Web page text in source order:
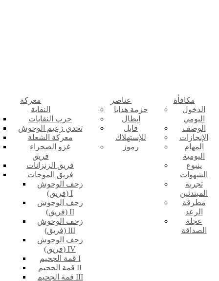
معركة
النقابة
حرب النقابات
تحدي زعيم الوحوش
معركة الشعلة
غزو الصحراء
فريق
فريق الزنزانات
فريق الموجات
زحف الوحوش
(فريق) I
زحف الوحوش
(فريق) II
زحف الوحوش
(فريق) III
زحف الوحوش
(فريق) IV
قمة الجحيم I
قمة الجحيم II
قمة الجحيم III
عناصر
حزمة هدايا
ابطال
قابل
للإستهلاك
رموز
مكافأة
الدخول
اليومي
الوصف
الإنجازات
المهام
اليومية
ينبوع
الشهوات
تجربة
المبتدئين
مطرقة
الرعد
عجلة
الصداقة